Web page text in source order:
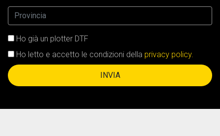
Ho già un plotter DTF
Ho letto e accetto le condizioni della privacy policy.
INVIA